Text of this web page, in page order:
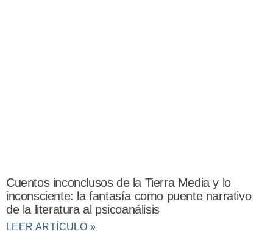
Cuentos inconclusos de la Tierra Media y lo
inconsciente: la fantasía como puente narrativo
de la literatura al psicoanálisis
LEER ARTÍCULO »